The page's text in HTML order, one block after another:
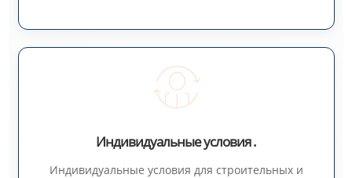
Индивидуальные условия .
Индивидуальные условия для строительных и